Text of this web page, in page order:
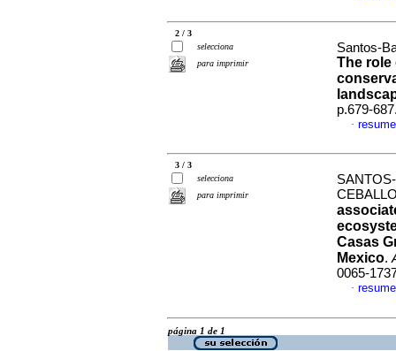
2 / 3
selecciona
para imprimir
Santos-
The role
p.679-
·
3 / 3
selecciona
para imprimir
Casas
Mexico.
0065-
·
página 1 de 1